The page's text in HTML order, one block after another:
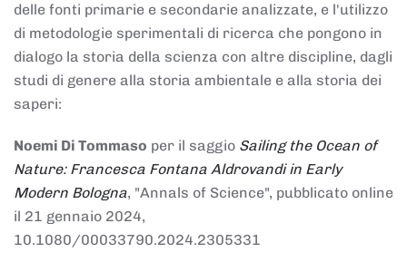
delle fonti primarie e secondarie analizzate, e l'utilizzo
di metodologie sperimentali di ricerca che pongono in
dialogo la storia della scienza con altre discipline, dagli
studi di genere alla storia ambientale e alla storia dei
saperi:
Noemi Di Tommaso per il saggio Sailing the Ocean of
Nature: Francesca Fontana Aldrovandi in Early
Modern Bologna, "Annals of Science", pubblicato online
il 21 gennaio 2024,
10.1080/00033790.2024.2305331